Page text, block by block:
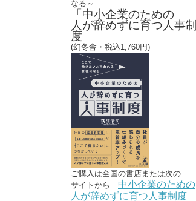
なる～
「中小企業のための
人が辞めずに育つ人事制
度」
(幻冬舎・税込1,760円)
ご購入は全国の書店または次の
サイトから 中小企業のための
人が辞めずに育つ人事制度